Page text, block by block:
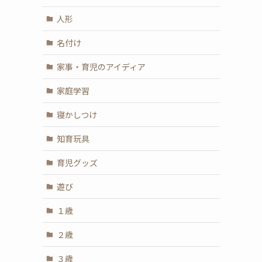
人形
名付け
家事・育児のアイディア
家庭学習
寝かしつけ
知育玩具
育児グッズ
遊び
１歳
２歳
３歳